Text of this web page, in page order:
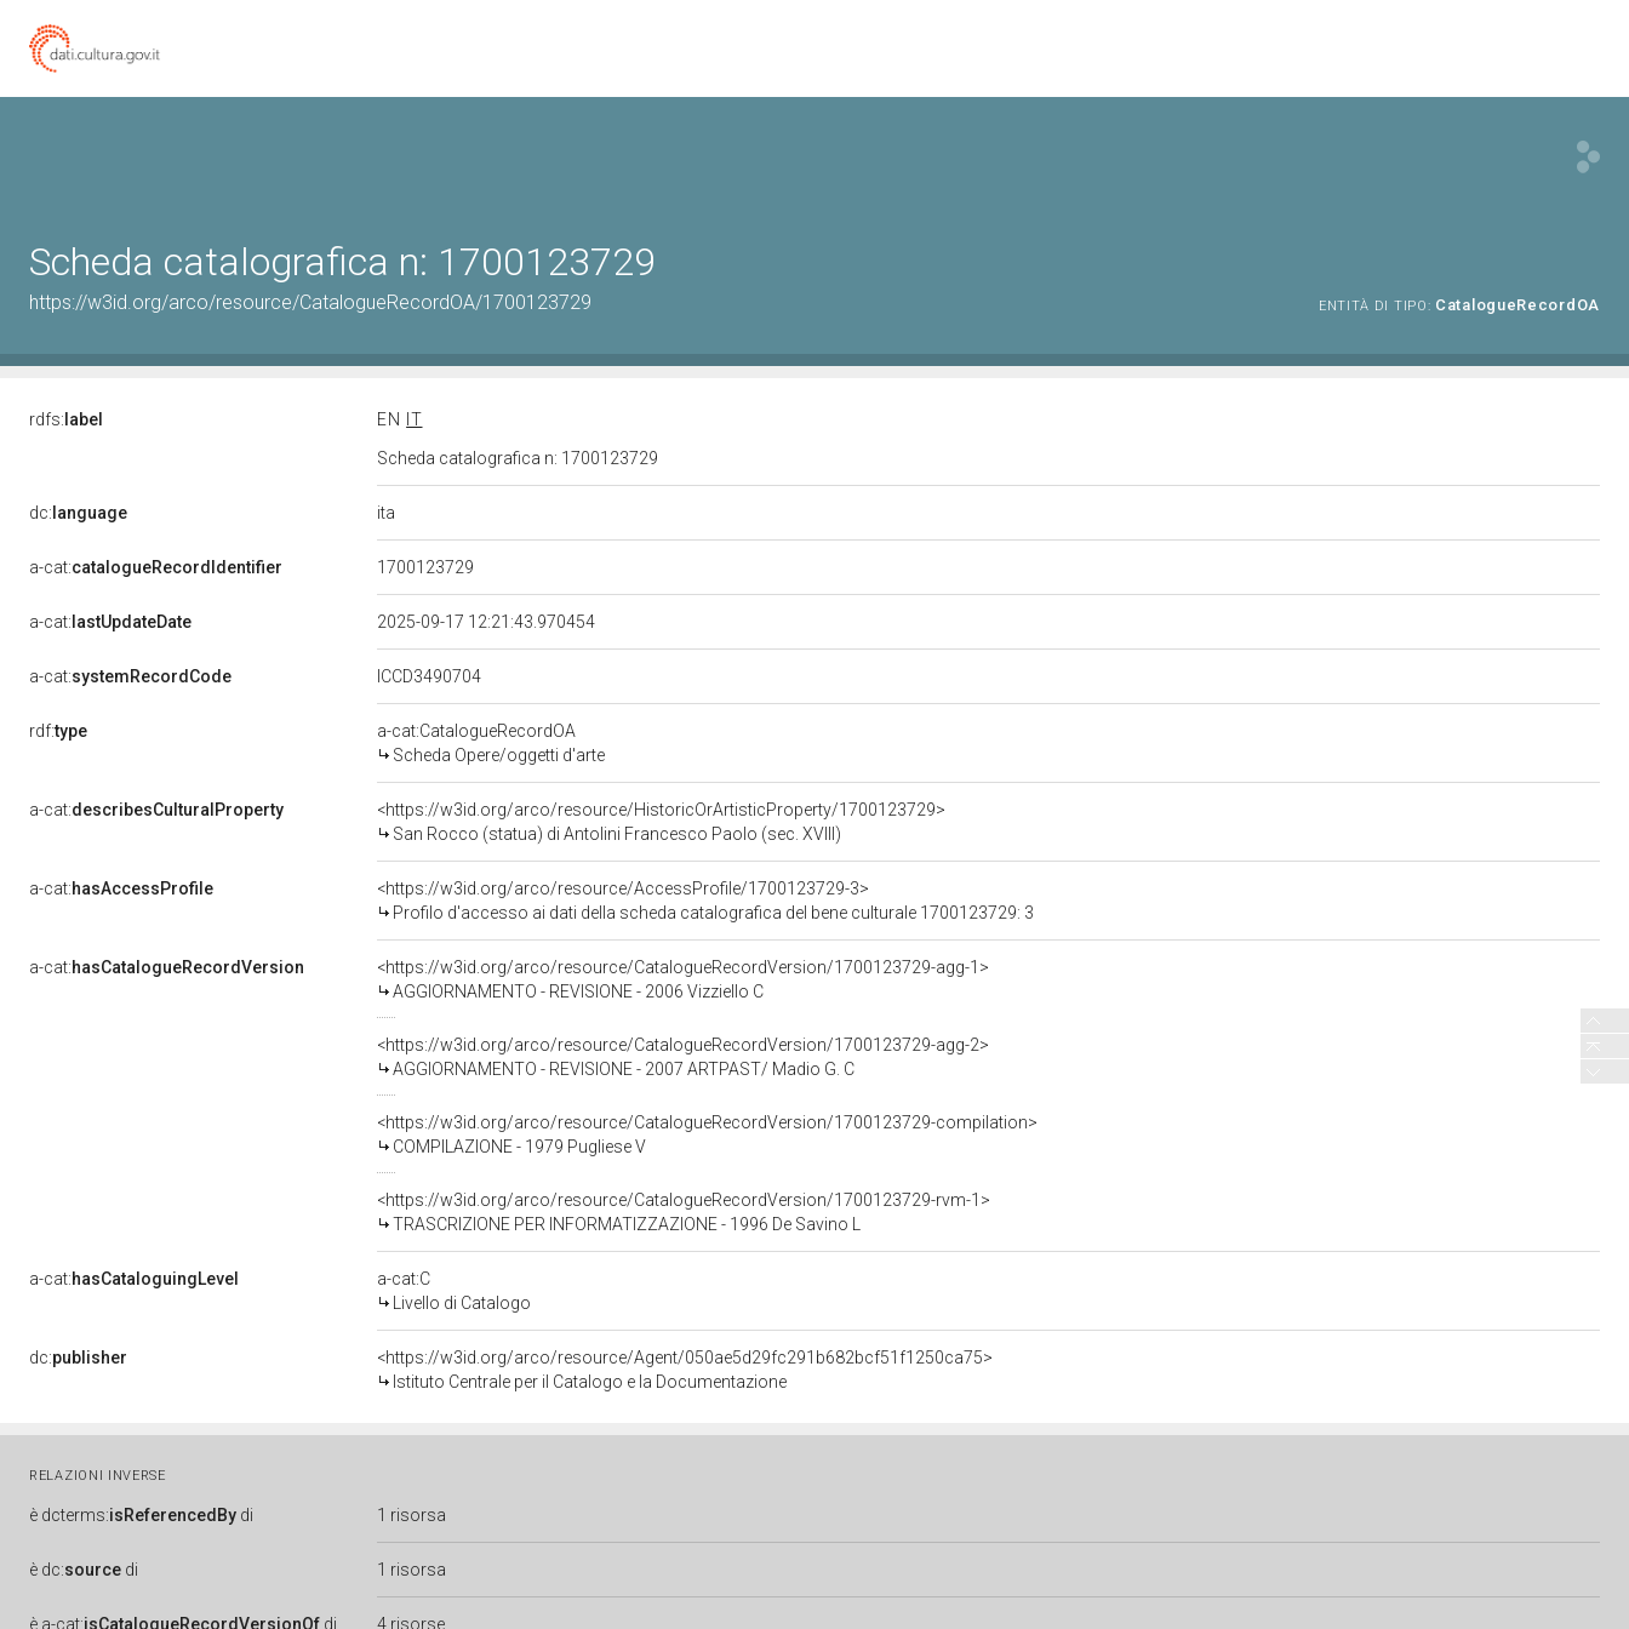
Scheda catalografica n: 1700123729
https://w3id.org/arco/resource/CatalogueRecordOA/1700123729 ENTITÀ DI TIPO: CatalogueRecordOA
rdfs: label EN
IT
Scheda catalografica n: 1700123729
dc: language ita
a-cat:catalogueRecordIdentifier 1700123729
a-cat: lastUpdateDate 2025-09-17 12:21:43.970454
a-cat:systemRecordCode ICCD3490704
rdf:type
a-cat:CatalogueRecordOA
Scheda Opere/oggetti d'arte
a-cat:describesCulturalProperty
<https://w3id.org/arco/resource/HistoricOrArtisticProperty/1700123729>
San Rocco (statua) di Antolini Francesco Paolo (sec. XVIII)
a-cat:hasAccessProfile
<https://w3id.org/arco/resource/AccessProfile/1700123729-3>
Profilo d'accesso ai dati della scheda catalografica del bene culturale 1700123729: 3
a-cat:hasCatalogueRecordVersion
<https://w3id.org/arco/resource/CatalogueRecordVersion/1700123729-agg-1>
AGGIORNAMENTO - REVISIONE - 2006 Vizziello C
<https://w3id.org/arco/resource/CatalogueRecordVersion/1700123729-agg-2>
AGGIORNAMENTO - REVISIONE - 2007 ARTPAST/ Madio G. C
<https://w3id.org/arco/resource/CatalogueRecordVersion/1700123729-compilation>
COMPILAZIONE - 1979 Pugliese V
<https://w3id.org/arco/resource/CatalogueRecordVersion/1700123729-rvm-1>
TRASCRIZIONE PER INFORMATIZZAZIONE - 1996 De Savino L
a-cat:hasCataloguingLevel
a-cat:C
Livello di Catalogo
dc:publisher
<https://w3id.org/arco/resource/Agent/050ae5d29fc291b682bcf51f1250ca75>
Istituto Centrale per il Catalogo e la Documentazione
RELAZIONI INVERSE
è dcterms:isReferencedBy di 1 risorsa
è dc:source di 1 risorsa
è a-cat:isCatalogueRecordVersionOf di 4 risorse